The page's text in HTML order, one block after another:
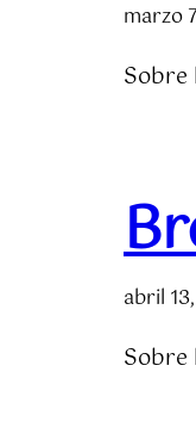
marzo
Sobre
abril
Sobre